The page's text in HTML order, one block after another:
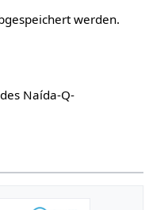
werden.
Naída-Q-